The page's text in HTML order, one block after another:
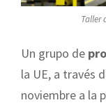
Taller
Un grupo de
la UE, a través
noviembre a la